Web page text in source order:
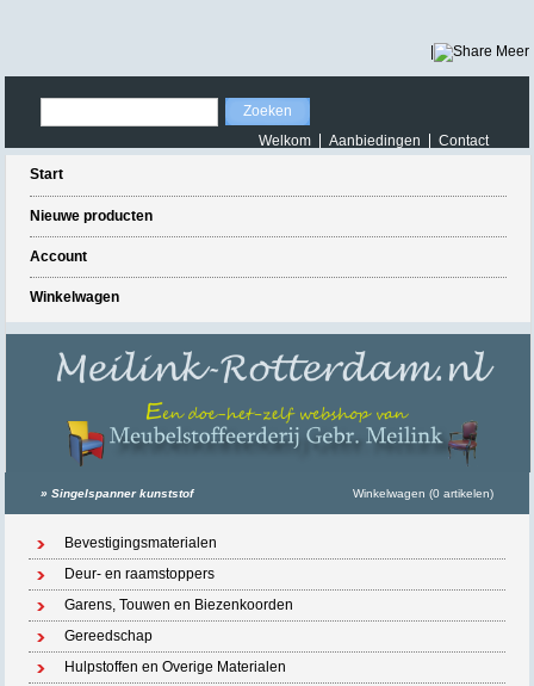
Meer
Welkom Aanbiedingen
Contact
Start
Nieuwe producten
Account
Winkelwagen
»Singelspanner kunststof Winkelwagen (0 artikelen)
Bevestigingsmaterialen
Deur- en raamstoppers
Garens, Touwen en Biezenkoorden
Gereedschap
Hulpstoffen en Overige Materialen